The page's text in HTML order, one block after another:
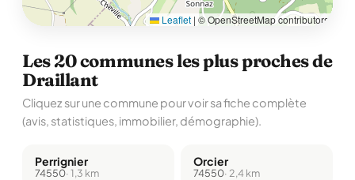
Leaflet | © OpenStreetMap contributors
Les 20 communes les plus proches de
Draillant
Cliquez sur une commune pour voir sa fiche complète
(avis, statistiques, immobilier, démographie).
Perrignier
74550· 1,3 km
Orcier
74550· 2,4 km